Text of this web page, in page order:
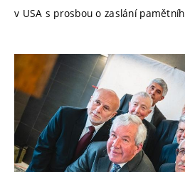
v USA s prosbou o zaslání